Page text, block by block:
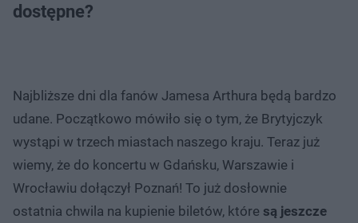
dostępne?
Najbliższe dni dla fanów Jamesa Arthura będą bardzo
udane. Początkowo mówiło się o tym, że Brytyjczyk
wystąpi w trzech miastach naszego kraju. Teraz już
wiemy, że do koncertu w Gdańsku, Warszawie i
Wrocławiu dołączył Poznań! To już dosłownie
ostatnia chwila na kupienie biletów, które są jeszcze